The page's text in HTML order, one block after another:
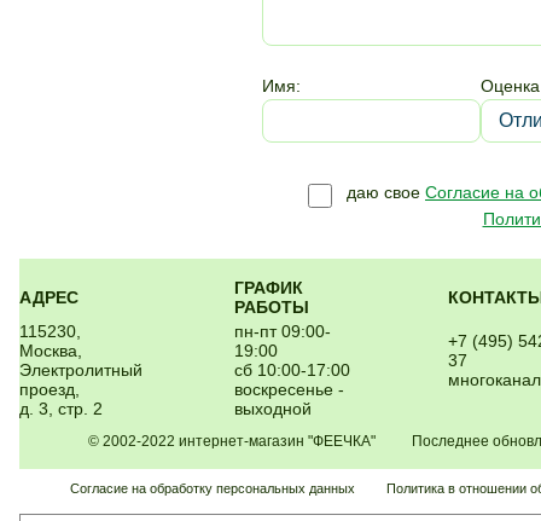
Имя:
даю свое Согласие на
АДРЕС
ГРАФИК
РАБОТЫ
115230,
Москва,
Электролитный
проезд,
д. 3, стр. 2
пн-пт 09:00-
19:00
сб 10:00-17:00
воскресенье -
выходной
+7 (495)
37
© 2002-2022 интернет-магазин "ФЕЕЧКА" Последнее
Согласие на обработку персональных данных Политика в отношении